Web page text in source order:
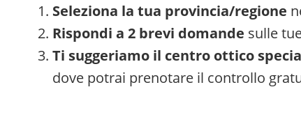
Seleziona la tua provincia/regione
Rispondi a 2 brevi domande sulle
Ti suggeriamo il centro ottico
dove potrai prenotare il controllo